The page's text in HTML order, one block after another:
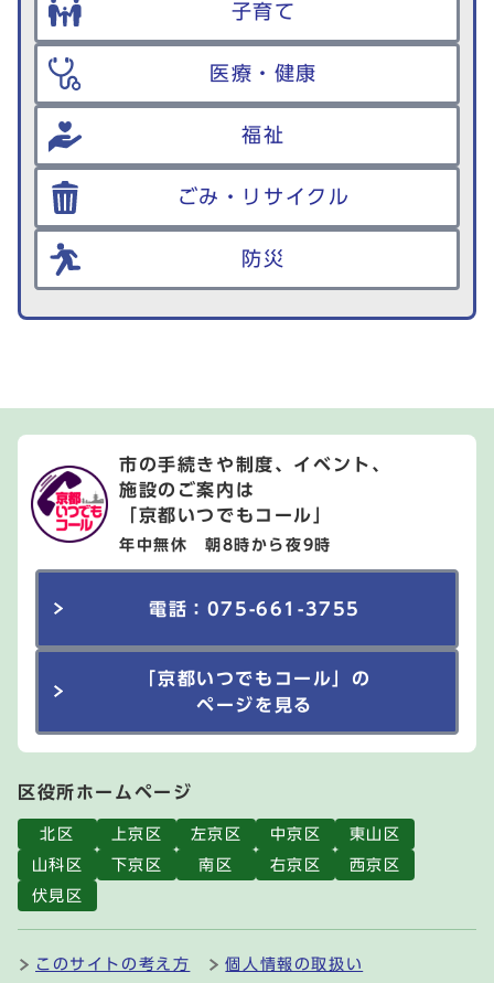
子育て
医療・健康
福祉
ごみ・リサイクル
防災
市の手続きや制度、イベント、
施設のご案内は
「京都いつでもコール」
年中無休 朝8時から夜9時
電話：075-661-3755
「京都いつでもコール」の
ページを見る
区役所ホームページ
北区 上京区 左京区 中京区
東山区
山科区
下京区 南区 右京区
西京区
伏見区
このサイトの考え方 個人情報の取扱い